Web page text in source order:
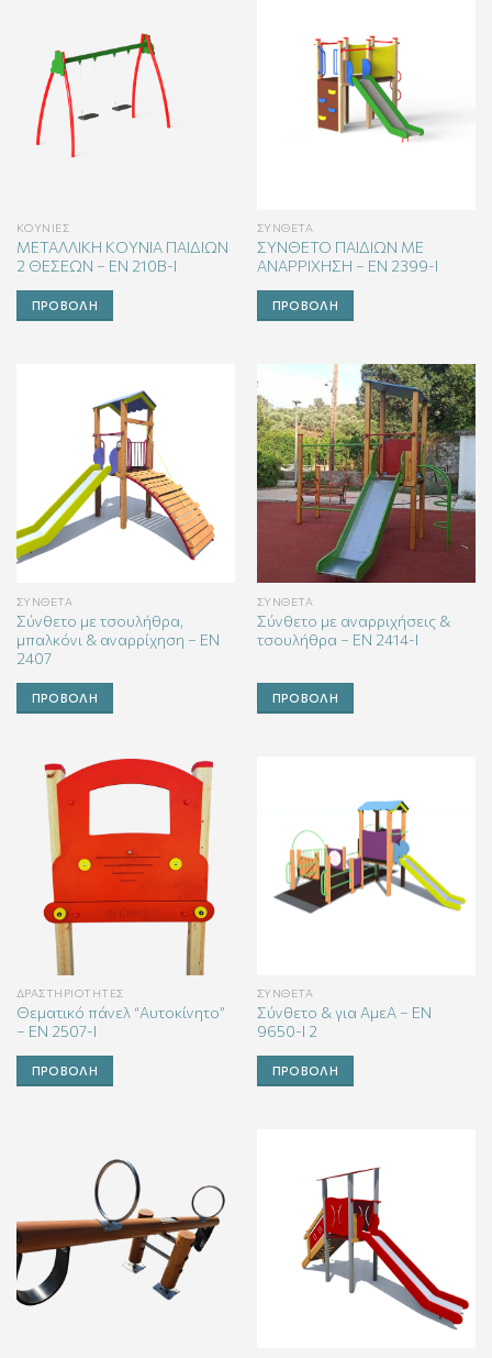
ΚΟΎΝΙΕΣ
ΜΕΤΑΛΛΙΚΗ ΚΟΥΝΙΑ ΠΑΙΔΙΩΝ
2 ΘΕΣΕΩΝ – ΕΝ 210Β-Ι
ΠΡΟΒΟΛΉ
ΣΎΝΘΕΤΑ
ΣΥΝΘΕΤΟ ΠΑΙΔΙΩΝ ΜΕ
ΑΝΑΡΡΙΧΗΣΗ – ΕΝ 2399-Ι
ΠΡΟΒΟΛΉ
ΣΎΝΘΕΤΑ
Σύνθετο με τσουλήθρα,
μπαλκόνι & αναρρίχηση – ΕΝ
2407
ΠΡΟΒΟΛΉ
ΣΎΝΘΕΤΑ
Σύνθετο με αναρριχήσεις &
τσουλήθρα – ΕΝ 2414-Ι
ΠΡΟΒΟΛΉ
ΔΡΑΣΤΗΡΙΌΤΗΤΕΣ
Θεματικό πάνελ “Αυτοκίνητο”
– ΕΝ 2507-Ι
ΠΡΟΒΟΛΉ
ΣΎΝΘΕΤΑ
Σύνθετο & για ΑμεΑ – ΕΝ
9650-Ι 2
ΠΡΟΒΟΛΉ